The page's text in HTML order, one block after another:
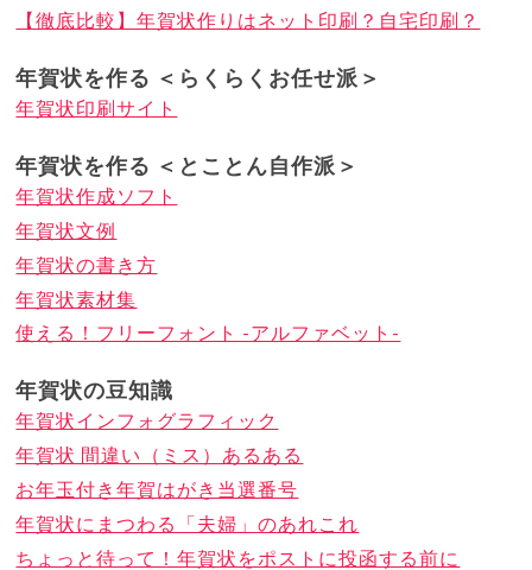
【徹底比較】年賀状作りはネット印刷？自宅印刷？
年賀状を作る ＜らくらくお任せ派＞
年賀状印刷サイト
年賀状を作る ＜とことん自作派＞
年賀状作成ソフト
年賀状文例
年賀状の書き方
年賀状素材集
使える！フリーフォント -アルファベット-
年賀状の豆知識
年賀状インフォグラフィック
年賀状 間違い（ミス）あるある
お年玉付き年賀はがき当選番号
年賀状にまつわる「夫婦」のあれこれ
ちょっと待って！年賀状をポストに投函する前に